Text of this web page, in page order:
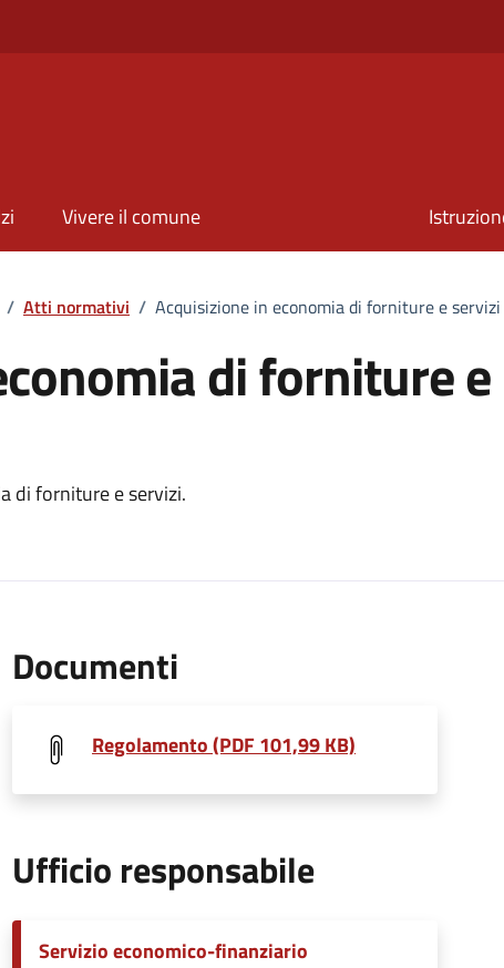
Vivere il comune
/ Atti normativi / Acquisizione in economia di forniture e servizi
di forniture e
di forniture e servizi.
Documenti
Regolamento (PDF 101,99 KB)
Ufficio responsabile
Servizio economico-finanziario